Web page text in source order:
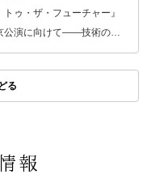
トゥ・ザ・フューチャー』
公演に向けて――技術の…
る
報